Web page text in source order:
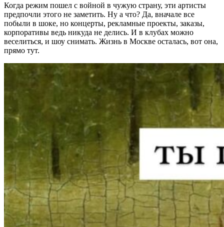
Когда режим пошел с войной в чужую страну, эти артисты
предпочли этого не заметить. Ну а что? Да, вначале все
побыли в шоке, но концерты, рекламные проекты, заказы,
корпоративы ведь никуда не делись. И в клубах можно
веселиться, и шоу снимать. Жизнь в Москве осталась, вот она,
прямо тут.